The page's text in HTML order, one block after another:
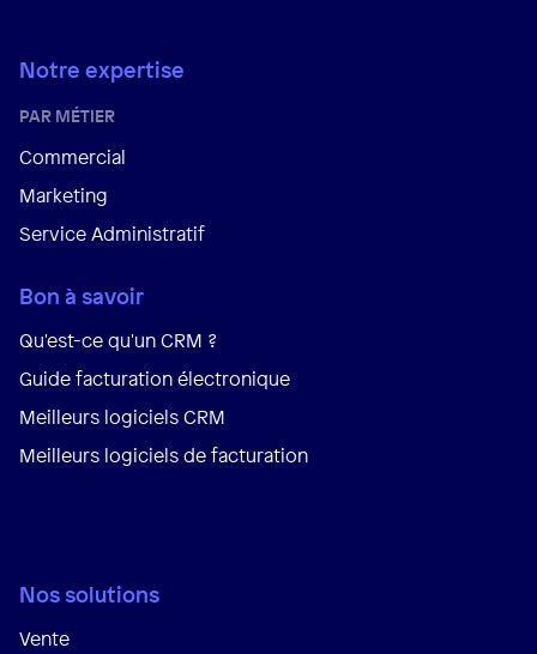
Notre expertise
PAR MÉTIER
Commercial
Marketing
Service Administratif
Bon à savoir
Qu'est-ce qu'un CRM ?
Guide facturation électronique
Meilleurs logiciels CRM
Meilleurs logiciels de facturation
Nos solutions
Vente